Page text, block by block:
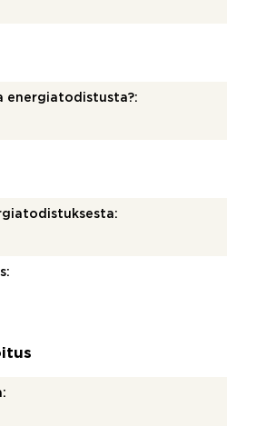
energiatodistusta?: